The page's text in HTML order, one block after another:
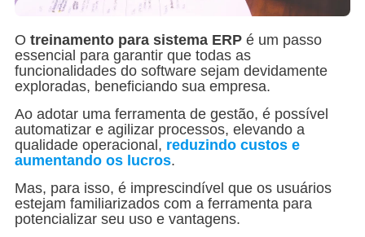
O treinamento para sistema ERP é um passo
essencial para garantir que todas as
funcionalidades do software sejam devidamente
exploradas, beneficiando sua empresa.
Ao adotar uma ferramenta de gestão, é possível
automatizar e agilizar processos, elevando a
qualidade operacional, reduzindo custos e
aumentando os lucros.
Mas, para isso, é imprescindível que os usuários
estejam familiarizados com a ferramenta para
potencializar seu uso e vantagens.